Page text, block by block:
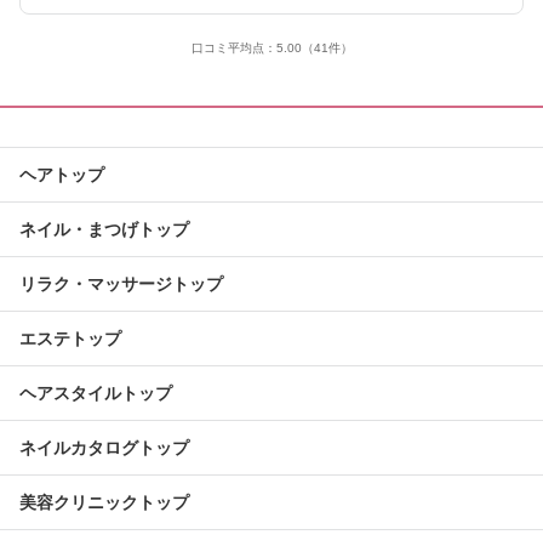
口コミ平均点： 5.00 （41件）
ヘアトップ
ネイル・まつげトップ
リラク・マッサージトップ
エステトップ
ヘアスタイルトップ
ネイルカタログトップ
美容クリニックトップ